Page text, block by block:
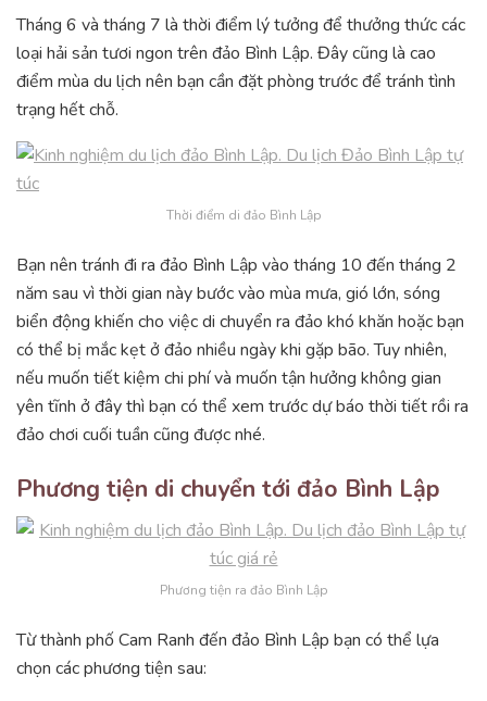
Tháng 6 và tháng 7 là thời điểm lý tưởng để thưởng thức các
loại hải sản tươi ngon trên đảo Bình Lập. Đây cũng là cao
điểm mùa du lịch nên bạn cần đặt phòng trước để tránh tình
trạng hết chỗ.
Thời điểm di đảo Bình Lập
Bạn nên tránh đi ra đảo Bình Lập vào tháng 10 đến tháng 2
năm sau vì thời gian này bước vào mùa mưa, gió lớn, sóng
biển động khiến cho việc di chuyển ra đảo khó khăn hoặc bạn
có thể bị mắc kẹt ở đảo nhiều ngày khi gặp bão. Tuy nhiên,
nếu muốn tiết kiệm chi phí và muốn tận hưởng không gian
yên tĩnh ở đây thì bạn có thể xem trước dự báo thời tiết rồi ra
đảo chơi cuối tuần cũng được nhé.
Phương tiện di chuyển tới đảo Bình Lập
Phương tiện ra đảo Bình Lập
Từ thành phố Cam Ranh đến đảo Bình Lập bạn có thể lựa
chọn các phương tiện sau: